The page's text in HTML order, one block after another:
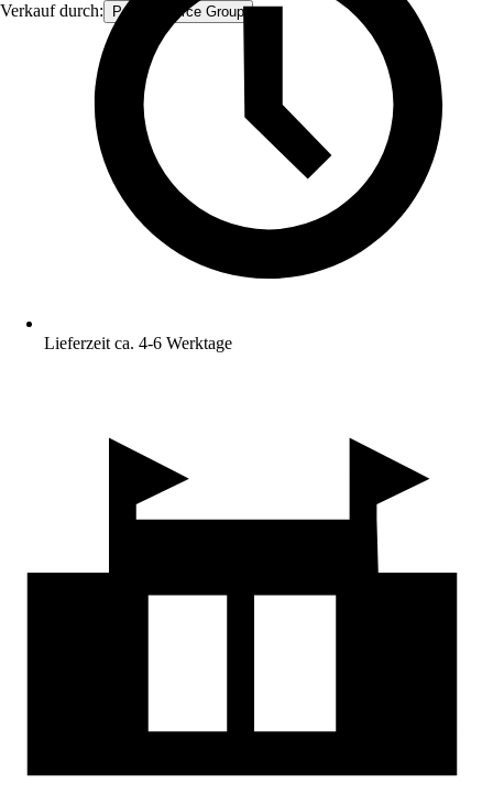
Verkauf durch: Procommerce Group
Lieferzeit ca. 4-6 Werktage